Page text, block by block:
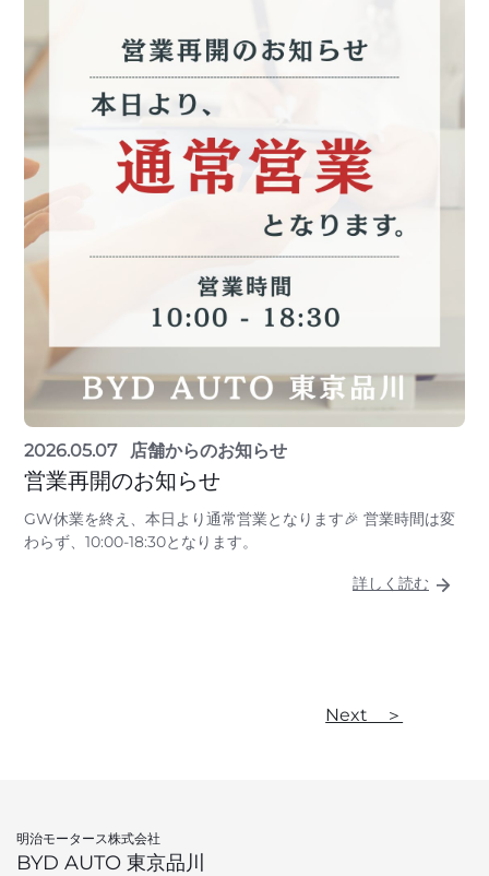
2026.05.07 店舗からのお知らせ
営業再開のお知らせ
GW休業を終え、本日より通常営業となります🎉 営業時間は変
わらず、10:00-18:30となります。
詳しく読む
Next ＞
明治モータース株式会社
BYD AUTO 東京品川